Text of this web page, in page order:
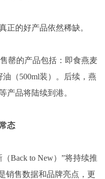
正的好产品依然稀缺。
罄的产品包括：即食燕麦
油（500ml装）。后续，燕
产品将陆续到港。
态
Back to New）”将持续推
销售数据和品牌亮点，更